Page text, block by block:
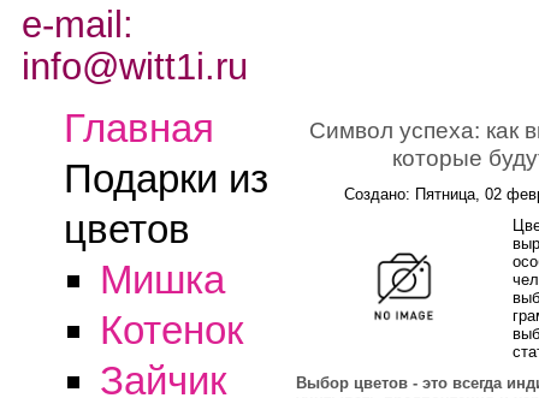
e-mail:
info@witt1i.ru
Главная
Подарки из
цветов
Мишка
Котенок
Зайчик
Символ успеха: как
которые
Создано: Пятница, 02
Выбор цветов - это всегда